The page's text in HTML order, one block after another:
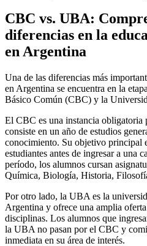
CBC vs. UBA:
diferencias en la
en Argentina
Una de las diferencias más
en Argentina se encuentra en la
Básico Común (CBC) y la
El CBC es una instancia obligatoria
consiste en un año de estudios
conocimiento. Su objetivo principal
estudiantes antes de ingresar a una
período, los alumnos cursan
Química, Biología, Historia,
Por otro lado, la UBA es la
Argentina y ofrece una amplia
disciplinas. Los alumnos que
la UBA no pasan por el CBC y
inmediata en su área de interés.